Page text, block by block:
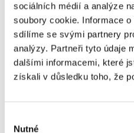
sociálních médií a analýze
soubory cookie. Informace
sdílíme se svými partnery
analýzy. Partneři tyto údaje
dalšími informacemi, které
získali v důsledku toho, že
Nutné
Bydlení, které nabízí
pronájem 2+kk 41 m²,
Typ nabídky
Pronájem
Typ nemovitosti
Byt
rozměry
dispozice
cena
14 000